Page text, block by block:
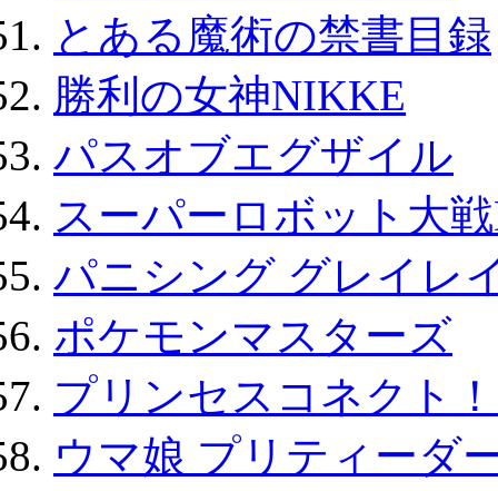
とある魔術の禁書目録
勝利の女神NIKKE
パスオブエグザイル
スーパーロボット大
パニシング グレイレ
ポケモンマスターズ
プリンセスコネクト
ウマ娘 プリティーダ